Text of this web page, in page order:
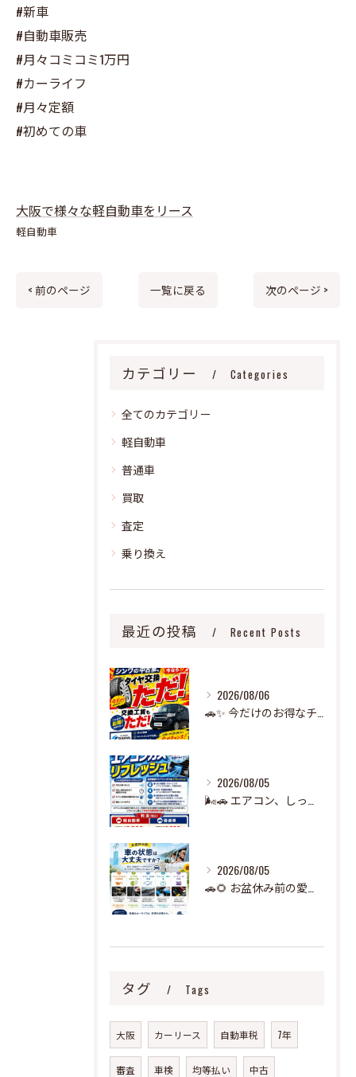
#新車
#自動車販売
#月々コミコミ1万円
#カーライフ
#月々定額
#初めての車
大阪で様々な軽自動車をリース
軽自動車
< 前のページ 一覧に戻る 次のページ >
カテゴリー Categories
全てのカテゴリー
軽自動車
普通車
買取
査定
乗り換え
最近の投稿 Recent Posts
2026/08/06
2026/08/05
2026/08/05
タグ Tags
大阪 カーリース 自動車税 7年
審査 車検 均等払い 中古